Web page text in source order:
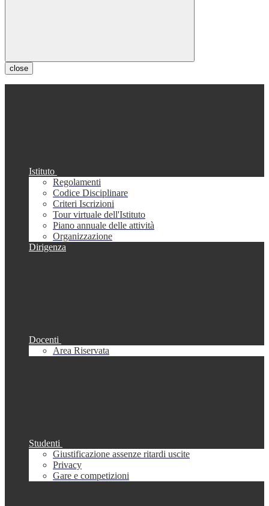
close
Istituto
Regolamenti
Codice Disciplinare
Criteri Iscrizioni
Tour virtuale dell'Istituto
Piano annuale delle attività
Organizzazione
Dirigenza
Docenti
Area Riservata
Studenti
Giustificazione assenze ritardi uscite
Privacy
Gare e competizioni